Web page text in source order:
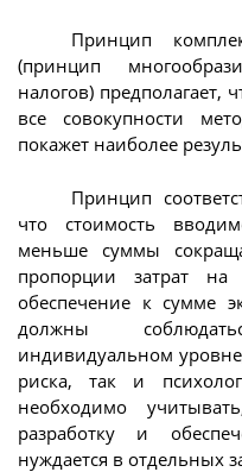
Принцип
(принцип
налогов) предполагает,
все совокупности
покажет наиболее
Принцип
что стоимость
меньше суммы
пропорции затрат
обеспечение к сумме
должны
индивидуальном
риска, так и
необходимо
разработку и
нуждается в отдельных